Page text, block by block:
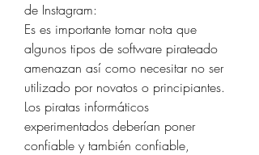
de Instagram:
Es es importante tomar nota que
algunos tipos de software pirateado
amenazan así como necesitar no ser
utilizado por novatos o principiantes.
Los piratas informáticos
experimentados deberían poner
confiable y también confiable,